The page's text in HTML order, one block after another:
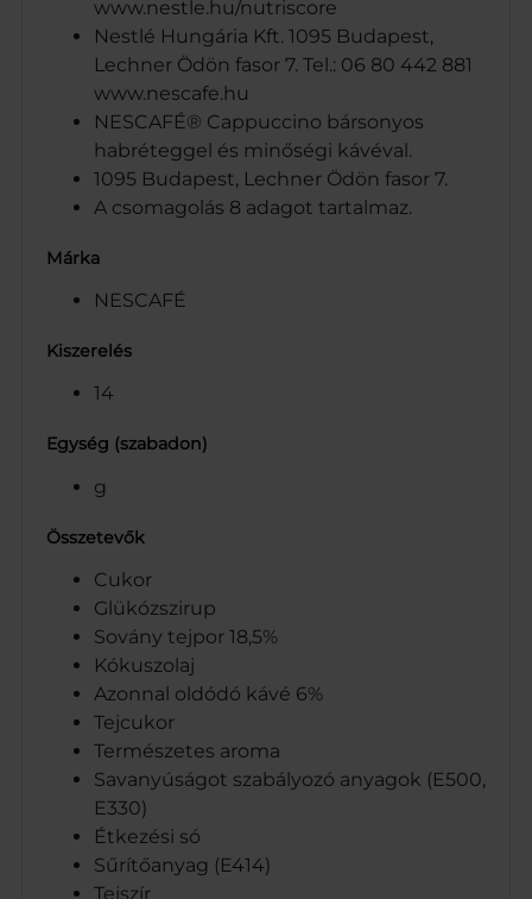
www.nestle.hu/nutriscore
Nestlé Hungária Kft. 1095 Budapest,
Lechner Ödön fasor 7. Tel.: 06 80 442 881
www.nescafe.hu
NESCAFÉ® Cappuccino bársonyos
habréteggel és minőségi kávéval.
1095 Budapest, Lechner Ödön fasor 7.
A csomagolás 8 adagot tartalmaz.
Márka
NESCAFÉ
Kiszerelés
14
Egység (szabadon)
g
Összetevők
Cukor
Glükózszirup
Sovány tejpor 18,5%
Kókuszolaj
Azonnal oldódó kávé 6%
Tejcukor
Természetes aroma
Savanyúságot szabályozó anyagok (E500,
E330)
Étkezési só
Sűrítőanyag (E414)
Tejszír